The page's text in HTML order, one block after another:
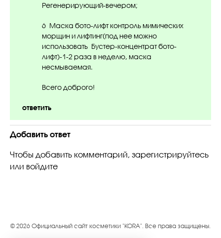
Регенерирующий-вечером;
6 Маска бото-лифт контроль мимических
морщин и лифтинг(под нее можно
использовать Бустер-концентрат бото-
лифт)-1-2 раза в неделю, маска
несмываемая.
Всего доброго!
ответить
Добавить ответ
Чтобы добавить комментарий, зарегистрируйтесь
или войдите
© 2026 Официальный сайт косметики "KORA". Все права защищены.